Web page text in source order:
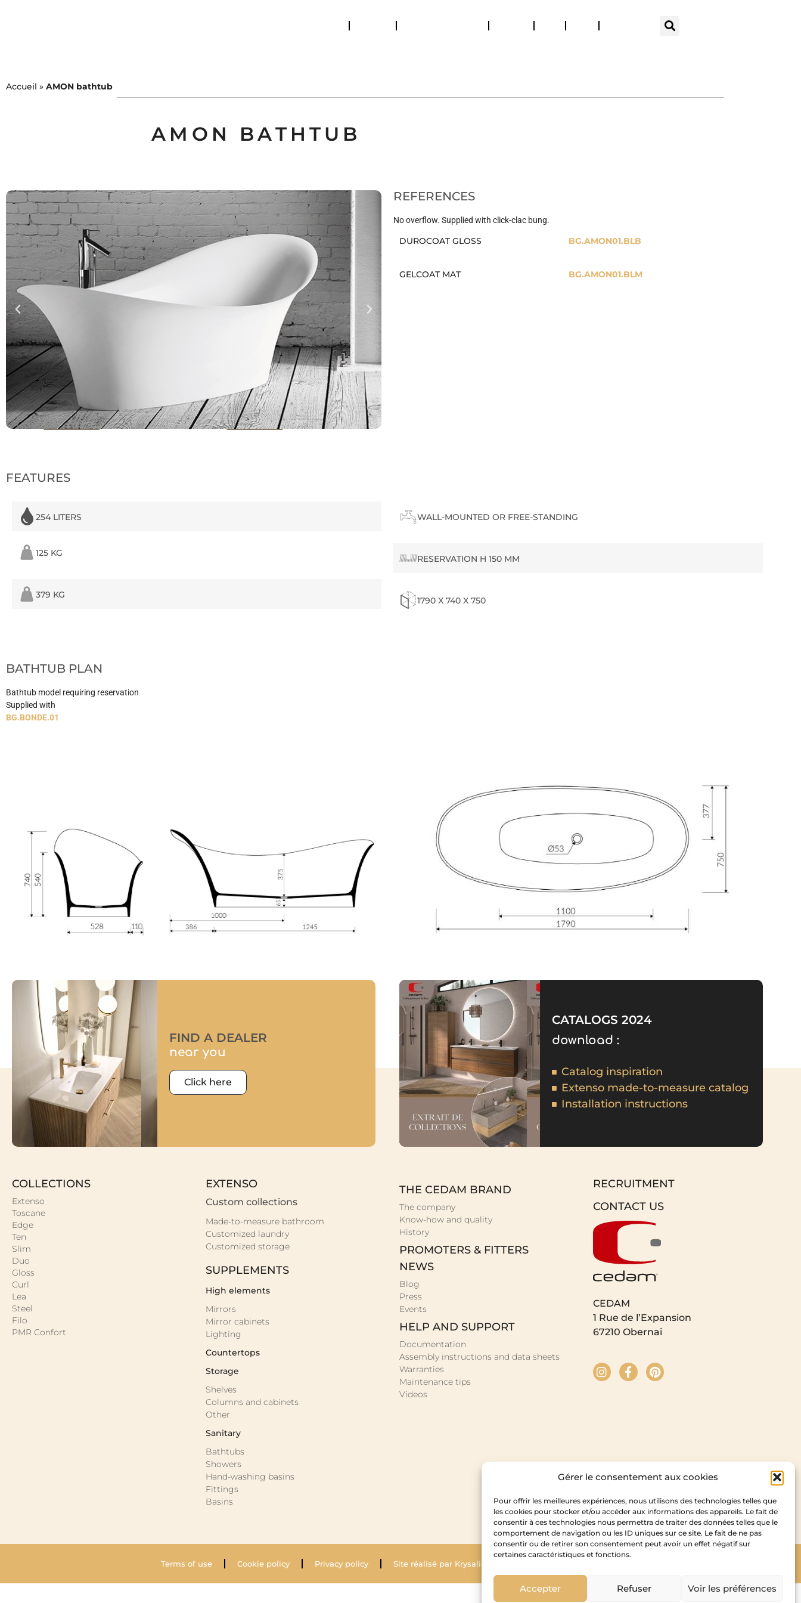
Gérer le consentement aux cookies
Pour offrir les meilleures expériences, nous utilisons des technologies telles que
les cookies pour stocker et/ou accéder aux informations des appareils. Le fait de
consentir à ces technologies nous permettra de traiter des données telles que le
comportement de navigation ou les ID uniques sur ce site. Le fait de ne pas
consentir ou de retirer son consentement peut avoir un effet négatif sur
certaines caractéristiques et fonctions.
Accepter Refuser Voir les préférences
Accueil » AMON bathtub
AMON BATHTUB
REFERENCES
No overflow. Supplied with click-clac bung.
DUROCOAT GLOSS BG.AMON01.BLB
GELCOAT MAT BG.AMON01.BLM
FEATURES
254 LITERS
125 KG
379 KG
WALL-MOUNTED OR FREE-STANDING
RESERVATION H 150 MM
1790 X 740 X 750
BATHTUB PLAN
Bathtub model requiring reservation
Supplied with
BG.BONDE.01
FIND A DEALER
near you
Click here
CATALOGS 2024
download :
Catalog inspiration
Extenso made-to-measure catalog
Installation instructions
COLLECTIONS
Extenso
Toscane
Edge
Ten
Slim
Duo
Gloss
Curl
Lea
Steel
Filo
PMR Confort
EXTENSO
Custom collections
Made-to-measure bathroom
Customized laundry
Customized storage
SUPPLEMENTS
High elements
Mirrors
Mirror cabinets
Lighting
Countertops
Storage
Shelves
Columns and cabinets
Other
Sanitary
Bathtubs
Showers
Hand-washing basins
Fittings
Basins
THE CEDAM BRAND
The company
Know-how and quality
History
PROMOTERS & FITTERS
NEWS
Blog
Press
Events
HELP AND SUPPORT
Documentation
Assembly instructions and data sheets
Warranties
Maintenance tips
Videos
RECRUITMENT
CONTACT US
CEDAM
1 Rue de l’Expansion
67210 Obernai
Terms of use Cookie policy Privacy policy Site réalisé par Krysalidesign